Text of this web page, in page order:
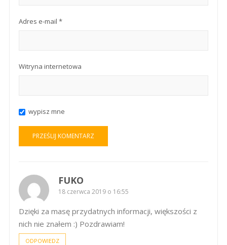
Adres e-mail *
Witryna internetowa
wypisz mne
FUKO
18 czerwca 2019 o 16:55
Dzięki za masę przydatnych informacji, większości z
nich nie znałem :) Pozdrawiam!
ODPOWIEDZ